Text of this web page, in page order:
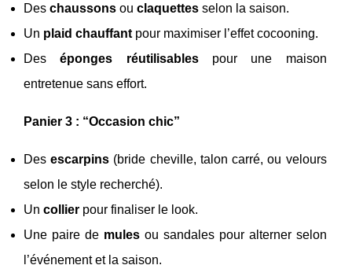
Des chaussons ou claquettes selon la saison.
Un plaid chauffant pour maximiser l’effet cocooning.
Deséponges réutilisablespour une maison
entretenue sans effort.
Panier 3 : “Occasion chic”
Desescarpins (bride cheville, talon carré, ou velours
selon le style recherché).
Un collier pour finaliser le look.
Une paire de mulesou sandales pour alterner selon
l’événement et la saison.